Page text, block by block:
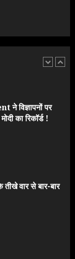
उठाएगी भारी
विज्ञापनों पर
का रिकॉर्ड !
वार से बार-बार